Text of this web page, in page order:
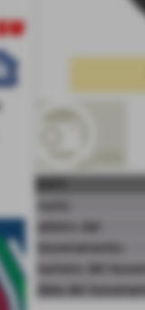
DATI
arbitro dal:
tesseramento:
numero del
data del